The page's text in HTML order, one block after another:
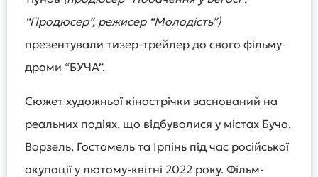
“Продюсер”, режисер “Молодість”)
презентували тизер-трейлер до свого фільму-
драми “БУЧА”.
Сюжет художньої кінострічки заснований на
реальних подіях, що відбувалися у містах Буча,
Ворзель, Гостомель та Ірпінь під час російської
окупації у лютому-квітні 2022 року. Фільм-